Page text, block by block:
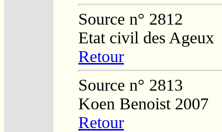
Source n° 2812
Etat civil des Ageux
Retour
Source n° 2813
Koen Benoist 2007
Retour